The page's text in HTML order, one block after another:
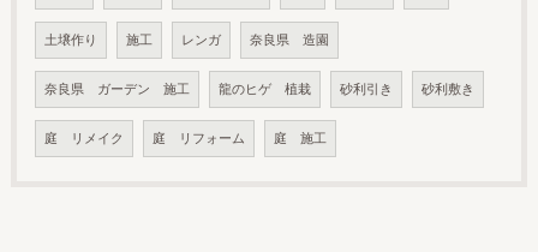
土壌作り 施工 レンガ 奈良県 造園
奈良県 ガーデン 施工 龍のヒゲ 植栽 砂利引き 砂利敷き
庭 リメイク 庭 リフォーム 庭 施工